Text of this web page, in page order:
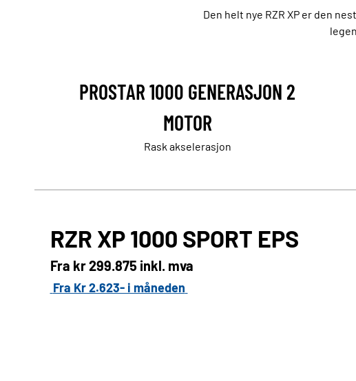
Den helt nye RZR XP er den
PROSTAR 1000 GENERASJON 2
MOTOR
Rask akselerasjon
RZR XP 1000 SPORT EPS
Fra kr299.875 inkl. mva
Fra Kr 2.623- i måneden